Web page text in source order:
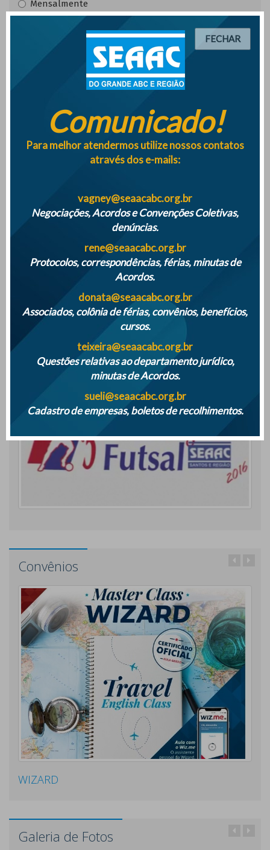
Mensalmente
Semanalmente
CUSTEIO DO SINDICATO E A RELAÇÕES COM OS
TRABALHADORES | JULHO 2018
Ver Online
BOLETIM REFORMA TRABALHISTA SEAAC STO ANDRÉ
Ver Online
BOLETIM SEAAC SANTO ANDRÉ 08/2017 | BOLETIM SEAAC
SANTO ANDRÉ 08/2017
Ver Online
Ver todas as edições
Galeria de Vídeos
Convênios
WIZARD
Galeria de Fotos
FECHAR
Comunicado!
Para melhor atendermos utilize nossos contatos
através dos e-mails:
vagney@seaacabc.org.br
Negociações, Acordos e Convenções Coletivas,
denúncias.
rene@seaacabc.org.br
Protocolos, correspondências, férias, minutas de
Acordos.
donata@seaacabc.org.br
Associados, colônia de férias, convênios, benefícios,
cursos.
teixeira@seaacabc.org.br
Questões relativas ao departamento jurídico,
minutas de Acordos.
sueli@seaacabc.org.br
Cadastro de empresas, boletos de recolhimentos.